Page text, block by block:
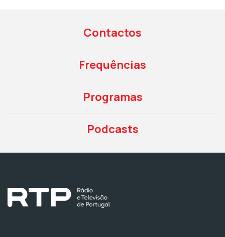
Contactos
Frequências
Programas
Podcasts